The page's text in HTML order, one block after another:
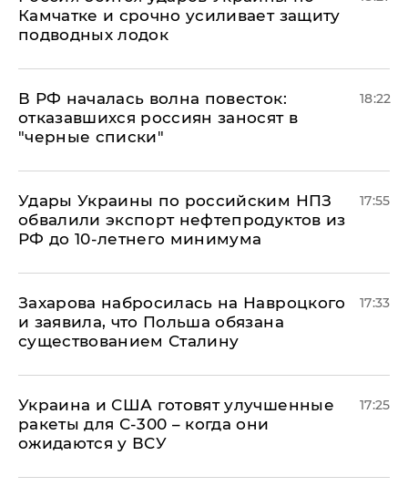
Камчатке и срочно усиливает защиту
подводных лодок
​В РФ началась волна повесток:
отказавшихся россиян заносят в
"черные списки"
18:22
Удары Украины по российским НПЗ
обвалили экспорт нефтепродуктов из
РФ до 10-летнего минимума
17:55
​Захарова набросилась на Навроцкого
и заявила, что Польша обязана
существованием Сталину
17:33
Украина и США готовят улучшенные
ракеты для С-300 – когда они
ожидаются у ВСУ
17:25